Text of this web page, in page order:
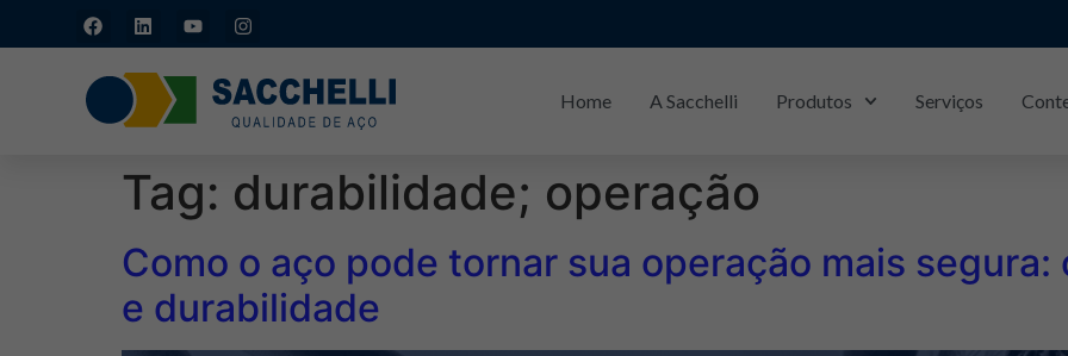
Home A Sacchelli Produtos Serviços
Tag: durabilidade; operação
Como o aço pode tornar sua operação mais
e durabilidade